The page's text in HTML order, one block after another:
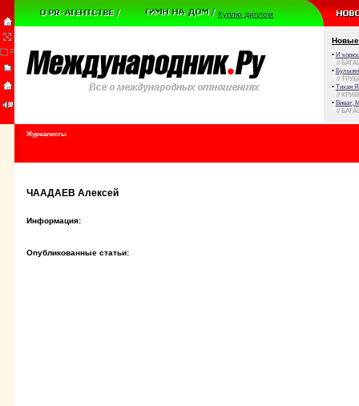
Куплю диплом
Новые
• И
//
•
//
• Тихая
//
• Виват,
//
Журналисты
ЧААДАЕВ Алексей
Информация:
Опубликованные статьи: